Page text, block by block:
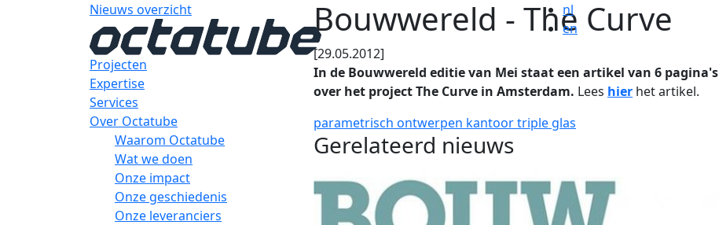
nl
en
Projecten
Expertise
Services
Over Octatube
Waarom Octatube
Wat we doen
Onze impact
Onze geschiedenis
Onze leveranciers
Nieuws overzicht Bouwwereld - The Curve
[29.05.2012]
In de Bouwwereld editie van Mei staat een artikel van 6 pagina's
over het project The Curve in Amsterdam. Lees hier het artikel.
parametrisch ontwerpen kantoortriple glas
Gerelateerd nieuws